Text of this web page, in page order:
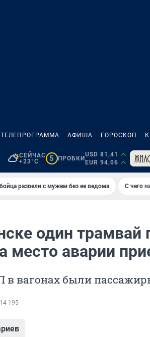
ТЕЛЕПРОГРАММА АФИША ГОРОСКОП
СЕЙЧАС
+23°C
5 ПРОБКИ
USD 81,41
EUR 94,06
развели с мужем без ее ведома С чего
один трамвай
место аварии
вагонах были
14 195